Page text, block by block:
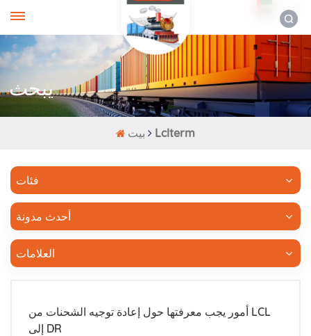
يبحث
Lclterm
فئات
أحدث مدونة
العلامات
أمور يجب معرفتها حول إعادة توجيه الشحنات من LCL
إلى DR